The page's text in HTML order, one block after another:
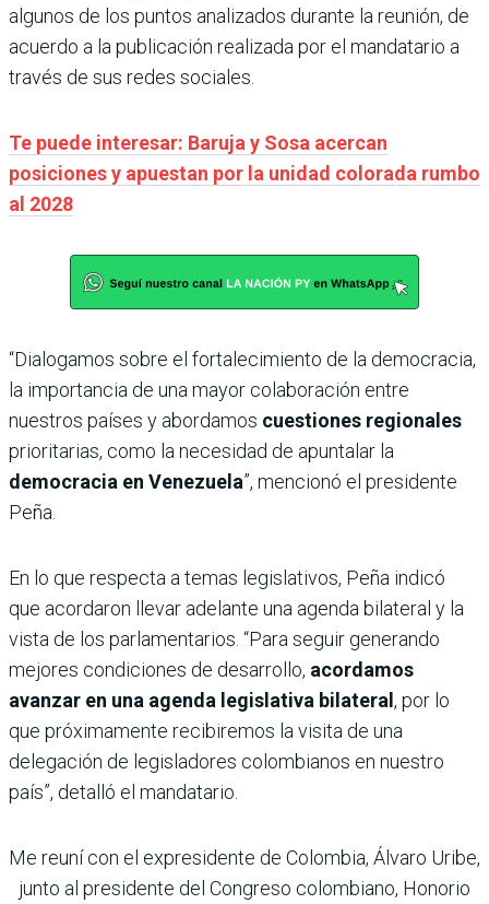
algunos de los puntos analizados durante la reunión, de
acuerdo a la publicación realizada por el mandatario a
través de sus redes sociales.
Te puede interesar: Baruja y Sosa acercan
posiciones y apuestan por la unidad colorada rumbo
al 2028
“Dialogamos sobre el fortalecimiento de la democracia,
la importancia de una mayor colaboración entre
nuestros países y abordamos cuestiones regionales
prioritarias, como la necesidad de apuntalar la
democracia en Venezuela”, mencionó el presidente
Peña.
En lo que respecta a temas legislativos, Peña indicó
que acordaron llevar adelante una agenda bilateral y la
vista de los parlamentarios. “Para seguir generando
mejores condiciones de desarrollo, acordamos
avanzar en una agenda legislativa bilateral , por lo
que próximamente recibiremos la visita de una
delegación de legisladores colombianos en nuestro
país”, detalló el mandatario.
Me reuní con el expresidente de Colombia, Álvaro Uribe,
junto al presidente del Congreso colombiano, Honorio